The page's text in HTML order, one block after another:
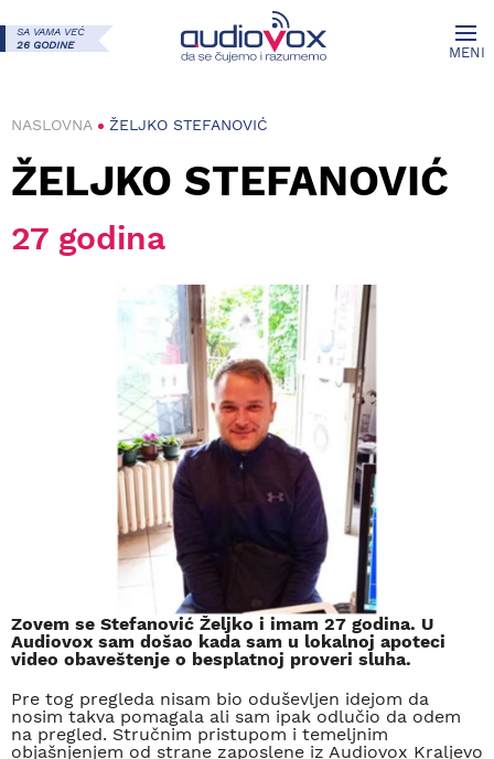
SA VAMA VEĆ
26 GODINE
MENI
NASLOVNA ŽELJKO STEFANOVIĆ
ŽELJKO STEFANOVIĆ
27 godina
Zovem se Stefanović Željko i imam 27 godina. U
Audiovox sam došao kada sam u lokalnoj apoteci
video obaveštenje o besplatnoj proveri sluha.
Pre tog pregleda nisam bio oduševljen idejom da
nosim takva pomagala ali sam ipak odlučio da odem
na pregled. Stručnim pristupom i temeljnim
objašnjenjem od strane zaposlene iz Audiovox Kraljevo